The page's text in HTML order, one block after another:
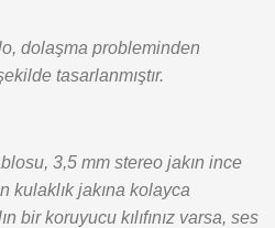
dolaşma probleminden
tasarlanmıştır.
3,5 mm stereo jakın ince
kulaklık jakına kolayca
bir koruyucu kılıfınız varsa, ses